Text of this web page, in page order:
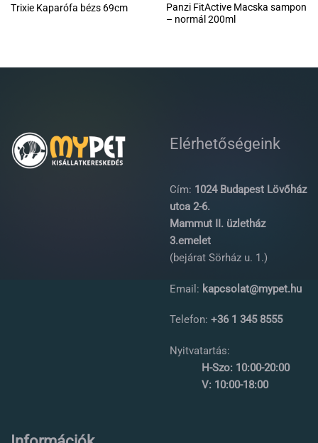
Trixie Kaparófa bézs 69cm
Panzi FitActive Macska sampon
– normál 200ml
Elérhetőségeink
Cím: 1024 Budapest Lövőház
utca 2-6.
Mammut II. üzletház
3.emelet
(bejárat Sörház u. 1.)
Email: kapcsolat@mypet.hu
Telefon: +36 1 345 8555
Nyitvatartás:
H-Szo: 10:00-20:00
V: 10:00-18:00